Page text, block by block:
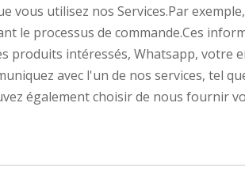
utilisez nos Services.Par
le processus de commande.Ces
produits intéressés, Whatsapp, votre
avec l'un de nos services, tel
également choisir de nous fournir